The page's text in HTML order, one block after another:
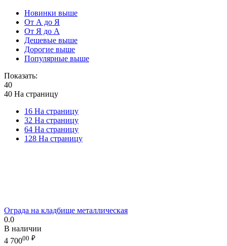
Новинки выше
От А до Я
От Я до А
Дешевые выше
Дорогие выше
Популярные выше
Показать:
40
40 На страницу
16 На страницу
32 На страницу
64 На страницу
128 На страницу
Ограда на кладбище металлическая
0.0
В наличии
4 70000 ₽